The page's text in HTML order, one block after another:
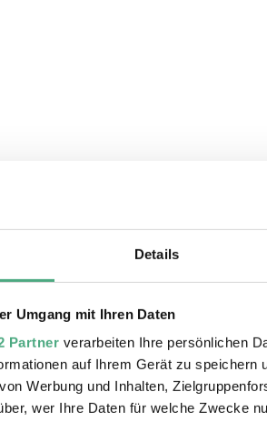
Details
Umgang mit Ihren Daten
Partner verarbeiten Ihre persönlichen
auf Ihrem Gerät zu
Werbung und Inhalten,
wer Ihre Daten für welche Zwecke
Sie auch